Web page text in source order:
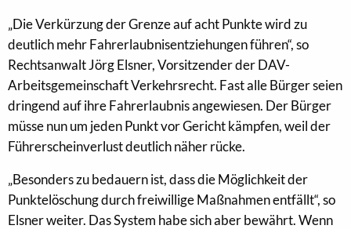
„Die Verkürzung der Grenze auf acht Punkte wird zu
deutlich mehr Fahrerlaubnisentziehungen führen“, so
Rechtsanwalt Jörg Elsner, Vorsitzender der DAV-
Arbeitsgemeinschaft Verkehrsrecht. Fast alle Bürger seien
dringend auf ihre Fahrerlaubnis angewiesen. Der Bürger
müsse nun um jeden Punkt vor Gericht kämpfen, weil der
Führerscheinverlust deutlich näher rücke.
„Besonders zu bedauern ist, dass die Möglichkeit der
Punktelöschung durch freiwillige Maßnahmen entfällt“, so
Elsner weiter. Das System habe sich aber bewährt. Wenn